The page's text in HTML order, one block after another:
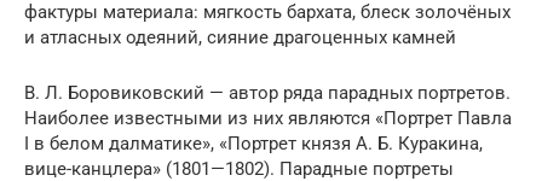
фактуры материала: мягкость бархата, блеск золочёных
и атласных одеяний, сияние драгоценных камней
В. Л. Боровиковский — автор ряда парадных портретов.
Наиболее известными из них являются «Портрет Павла
I в белом далматике», «Портрет князя А. Б. Куракина,
вице-канцлера» (1801—1802). Парадные портреты